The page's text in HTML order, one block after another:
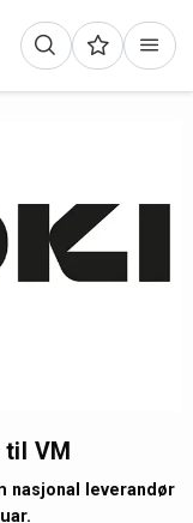
VM
nasjonal leverandør